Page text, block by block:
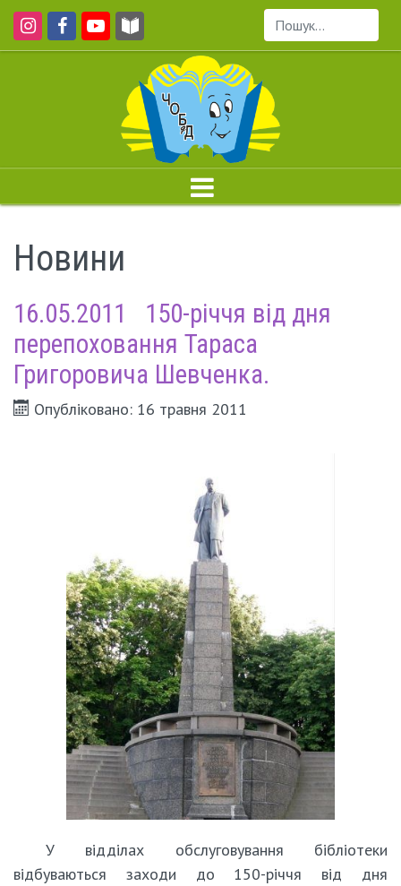
Пошук...
Новини
16.05.2011 150-річчя від дня
перепоховання Тараса
Григоровича Шевченка.
Опубліковано: 16 травня 2011
У відділах обслуговування бібліотеки
відбуваються заходи до 150-річчя від дня